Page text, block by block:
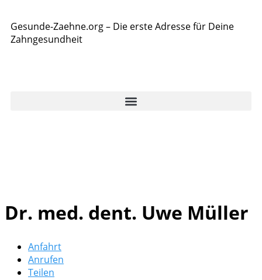
Gesunde-Zaehne.org – Die erste Adresse für Deine
Zahngesundheit
Dr. med. dent. Uwe Müller
Anfahrt
Anrufen
Teilen